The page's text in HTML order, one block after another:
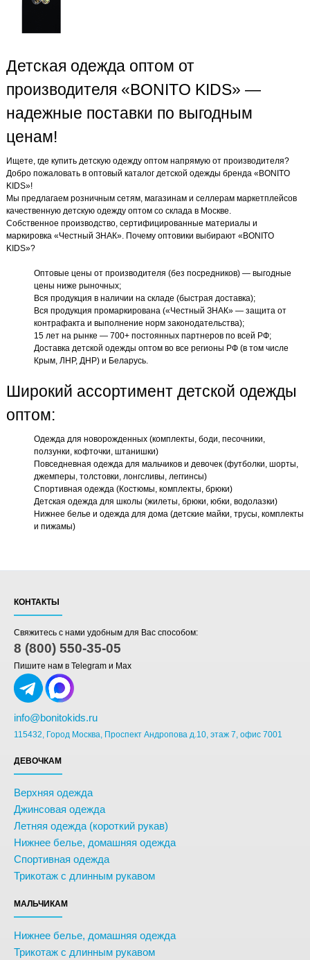
Детская одежда оптом от
производителя «BONITO KIDS» —
надежные поставки по выгодным
ценам!
Ищете, где купить детскую одежду оптом напрямую от производителя?
Добро пожаловать в оптовый каталог детской одежды бренда «BONITO
KIDS»!
Мы предлагаем розничным сетям, магазинам и селлерам маркетплейсов
качественную детскую одежду оптом со склада в Москве.
Собственное производство, сертифицированные материалы и
маркировка «Честный ЗНАК». Почему оптовики выбирают «BONITO
KIDS»?
Оптовые цены от производителя (без посредников) — выгодные
цены ниже рыночных;
Вся продукция в наличии на складе (быстрая доставка);
Вся продукция промаркирована («Честный ЗНАК» — защита от
контрафакта и выполнение норм законодательства);
15 лет на рынке — 700+ постоянных партнеров по всей РФ;
Доставка детской одежды оптом во все регионы РФ (в том числе
Крым, ЛНР, ДНР) и Беларусь.
Широкий ассортимент детской одежды
оптом:
Одежда для новорожденных (комплекты, боди, песочники,
ползунки, кофточки, штанишки)
Повседневная одежда для мальчиков и девочек (футболки, шорты,
джемперы, толстовки, лонгсливы, леггинсы)
Спортивная одежда (Костюмы, комплекты, брюки)
Детская одежда для школы (жилеты, брюки, юбки, водолазки)
Нижнее белье и одежда для дома (детские майки, трусы, комплекты
и пижамы)
КОНТАКТЫ
Свяжитесь с нами удобным для Вас способом:
8 (800) 550-35-05
Пишите нам в Telegram и Max
info@bonitokids.ru
115432, Город Москва, Проспект Андропова д.10, этаж 7, офис 7001
ДЕВОЧКАМ
Верхняя одежда
Джинсовая одежда
Летняя одежда (короткий рукав)
Нижнее белье, домашняя одежда
Спортивная одежда
Трикотаж с длинным рукавом
МАЛЬЧИКАМ
Нижнее белье, домашняя одежда
Трикотаж с длинным рукавом